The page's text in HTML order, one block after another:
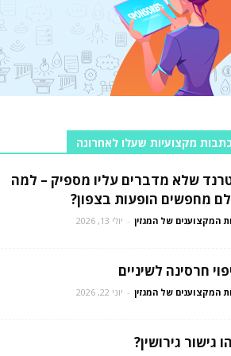
מקצועיות שעלו לאחרונה
שלא מדברים עליו מספיק – למה
מחפשים הופעות בצפון?
המקצוענים של המגזין - יולי 13, 2026
חרסינה לשיניים
המקצוענים של המגזין - יוני 22, 2026
גישור גירושין?